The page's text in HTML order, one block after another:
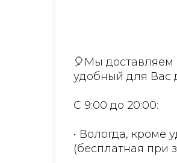
🎈Мы
удобный для Вас
С 9:00 до 20:00:
• Вологда, кроме
(бесплатная при